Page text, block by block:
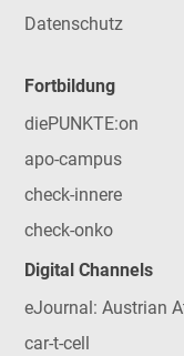
Datenschutz
Fortbildung
diePUNKTE:on
apo-campus
check-innere
check-onko
Digital Channels
eJournal: Austrian
car-t-cell